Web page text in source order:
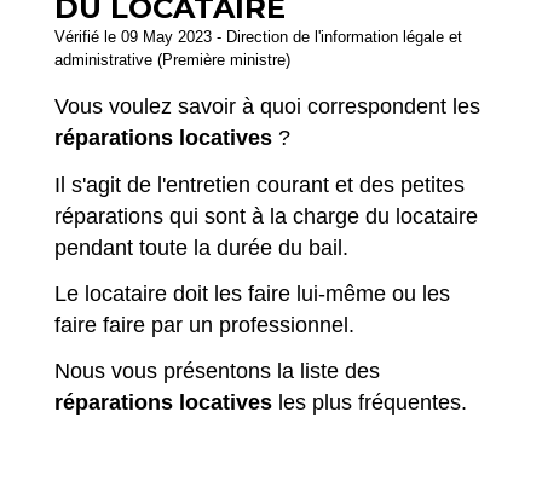
DU LOCATAIRE
Vérifié le 09 May 2023 - Direction de l'information légale et
administrative (Première ministre)
Vous voulez savoir à quoi correspondent les
réparations locatives ?
Il s'agit de l'entretien courant et des petites
réparations qui sont à la charge du locataire
pendant toute la durée du bail.
Le locataire doit les faire lui-même ou les
faire faire par un professionnel.
Nous vous présentons la liste des
réparations locatives les plus fréquentes.